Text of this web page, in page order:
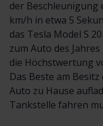
der Beschleunigung
km/h in etwa 5
das Tesla Model S
zum Auto des
die Höchstwertung
Das Beste am
Auto zu Hause
Tankstelle fahren